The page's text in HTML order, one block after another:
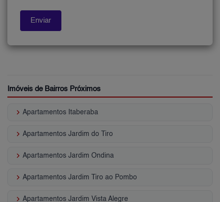
Imóveis de Bairros Próximos
keyboard_arrow_right Apartamentos Itaberaba
keyboard_arrow_right Apartamentos Jardim do Tiro
keyboard_arrow_right Apartamentos Jardim Ondina
keyboard_arrow_right Apartamentos Jardim Tiro ao Pombo
keyboard_arrow_right Apartamentos Jardim Vista Alegre